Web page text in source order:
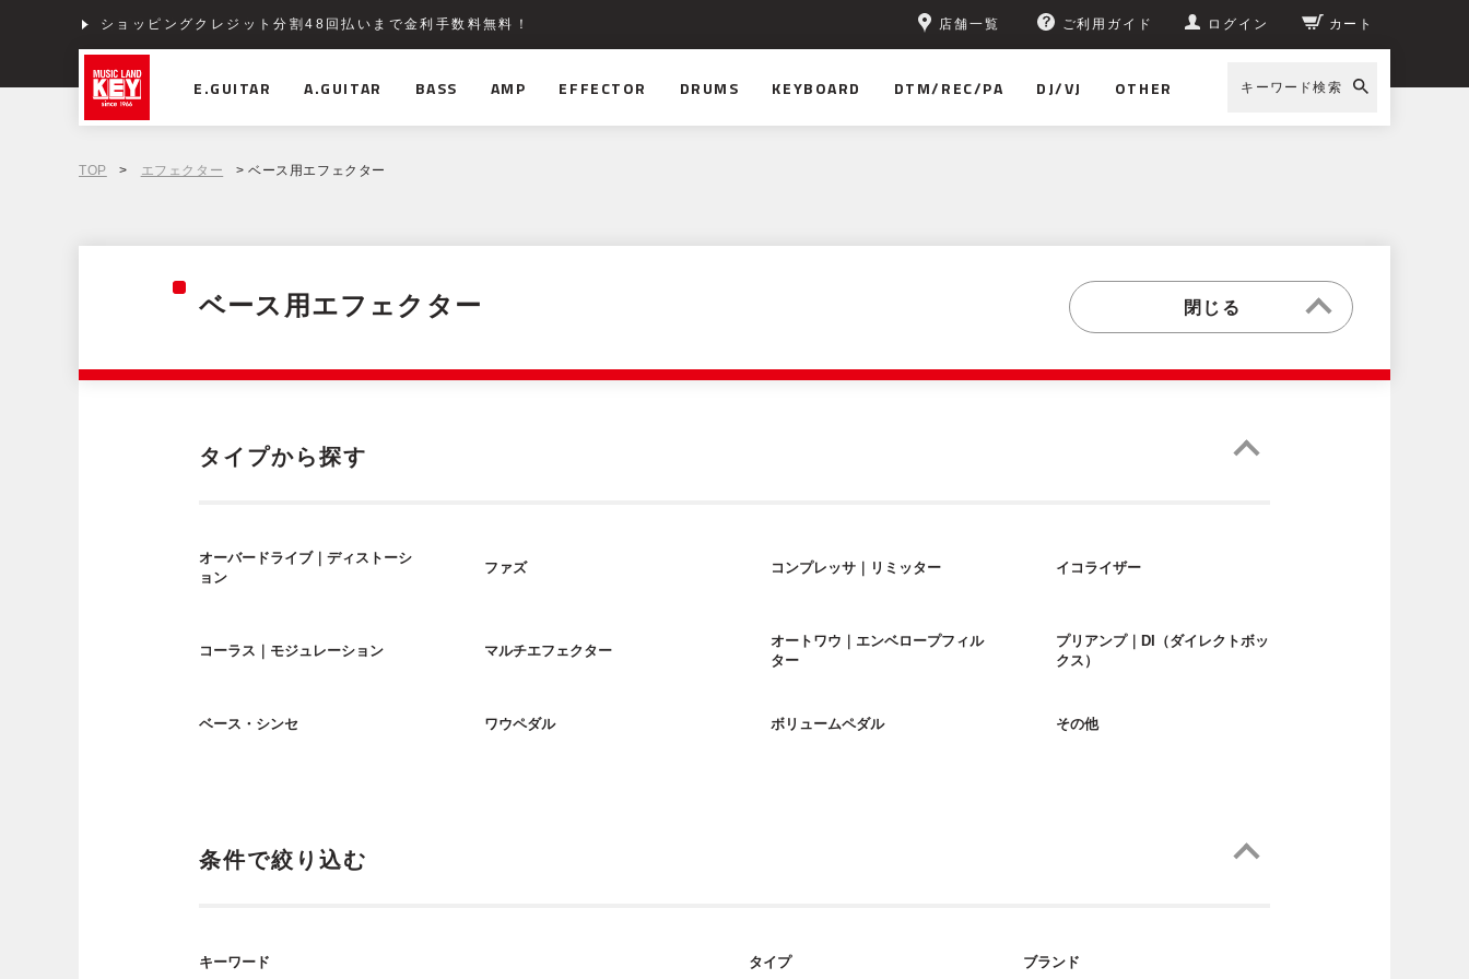
ショッピングクレジット分割48回払いまで金利手数料無料！ 店舗一覧 ご利用ガイド ログイン カート
E.GUITAR A.GUITAR BASS AMP EFFECTOR DRUMS KEYBOARD DTM/REC/PA DJ/VJ OTHER キーワード検索
TOP > エフェクター > ベース用エフェクター
ベース用エフェクター
タイプから探す
オーバードライブ｜ディストーシ
ョン
ファズ コンプレッサ｜リミッター イコライザー
コーラス｜モジュレーション マルチエフェクター
オートワウ｜エンベロープフィル
ター
プリアンプ｜DI（ダイレクトボッ
クス）
ベース・シンセ ワウペダル ボリュームペダル その他
条件で絞り込む
キーワード タイプ ブランド